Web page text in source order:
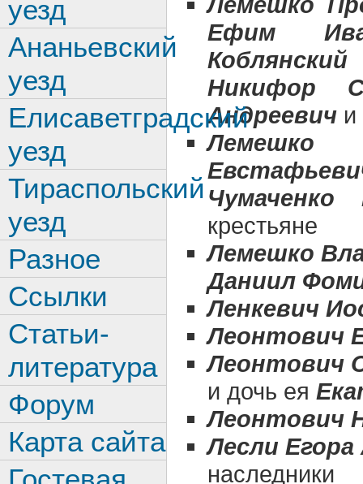
Ефим
Никифор
Андреевичи
Чумаченко
крестьяне
Лемешко
Даниил
Ленкевич
Леонтович
Леонтович
и дочь ея
Леонтович
Лесли Егора
наследники
уезд
Ананьевский
уезд
Елисаветградский
уезд
Тираспольский
уезд
Разное
Ссылки
Статьи-
литература
Форум
Карта сайта